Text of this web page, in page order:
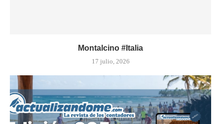
Montalcino #Italia
17 julio, 2026